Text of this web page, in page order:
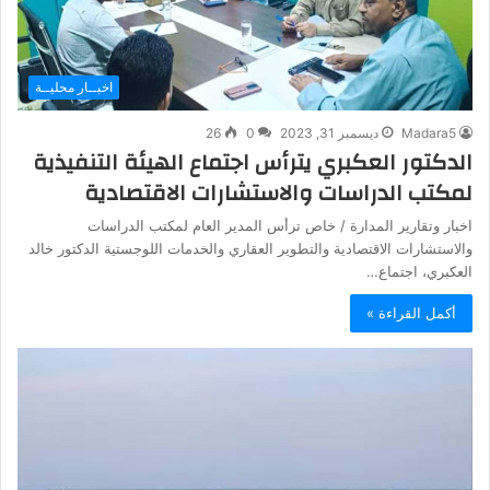
اخبــار محليــة
Madara5 ديسمبر 31, 2023 0
26
الدكتور العكبري يترأس اجتماع الهيئة التنفيذية
لمكتب الدراسات والاستشارات الاقتصادية
اخبار وتقارير المدارة / خاص ترأس المدير العام لمكتب الدراسات
والاستشارات الاقتصادية والتطوير العقاري والخدمات اللوجستية الدكتور خالد
العكبري، اجتماع…
أكمل القراءة »